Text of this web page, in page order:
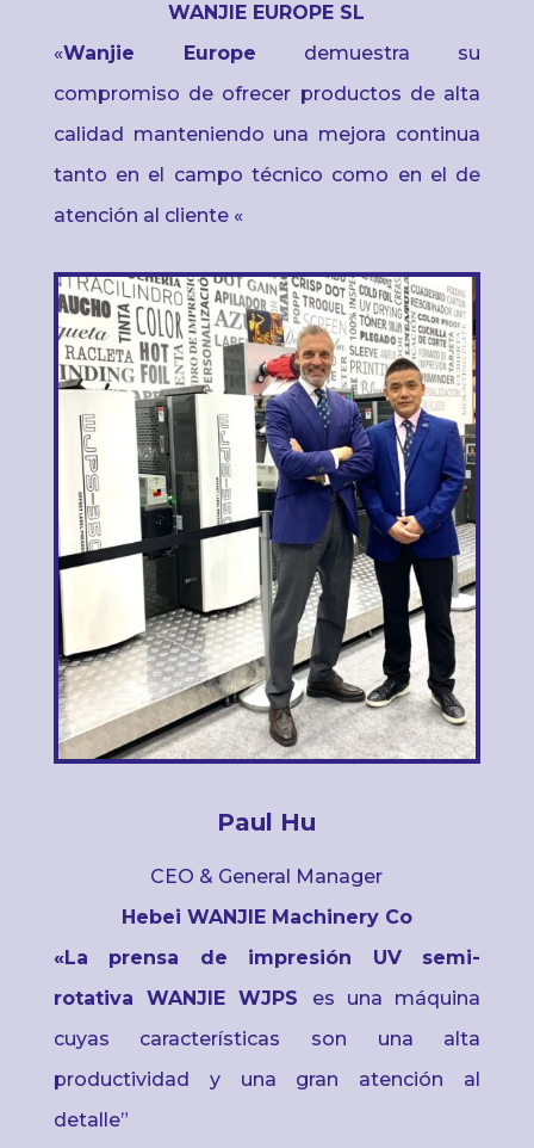
WANJIE EUROPE SL
«Wanjie Europe demuestra su
compromiso de ofrecer productos de alta
calidad manteniendo una mejora continua
tanto en el campo técnico como en el de
atención al cliente «
Paul Hu
CEO & General Manager
Hebei WANJIE Machinery Co
«La prensa de impresión UV semi-
rotativaWANJIE WJPS es una máquina
cuyas características son una alta
productividad y una gran atención al
detalle”